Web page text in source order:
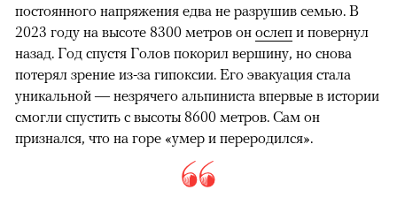
постоянного напряжения едва не разрушив семью. В
2023 году на высоте 8300 метров он ослеп и повернул
назад. Год спустя Голов покорил вершину, но снова
потерял зрение из-за гипоксии. Его эвакуация стала
уникальной — незрячего альпиниста впервые в истории
смогли спустить с высоты 8600 метров. Сам он
признался, что на горе «умер и переродился».